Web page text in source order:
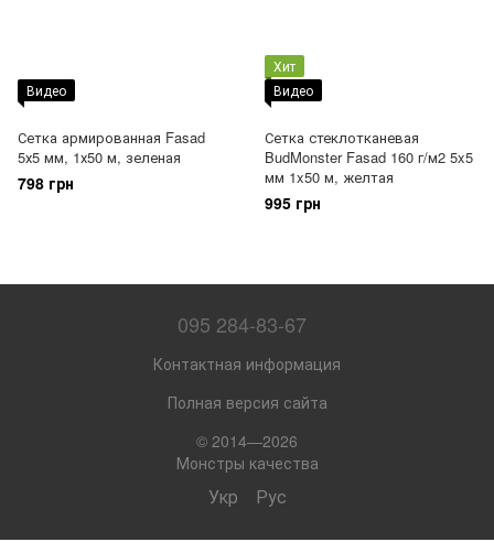
Видео
Сетка армированная Fasad
5х5 мм, 1х50 м, зеленая
798 грн
Хит
Видео
Сетка стеклотканевая
BudMonster Fasad 160 г/м2 5x5
мм 1x50 м, желтая
995 грн
095 284-83-67
Контактная информация
Полная версия сайта
© 2014—2026
Монстры качества
Укр Рус